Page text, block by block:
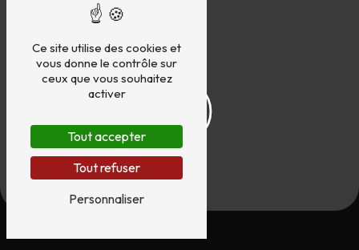
Ce site utilise des cookies et
vous donne le contrôle sur
ceux que vous souhaitez
activer
Tout accepter
Tout refuser
Personnaliser